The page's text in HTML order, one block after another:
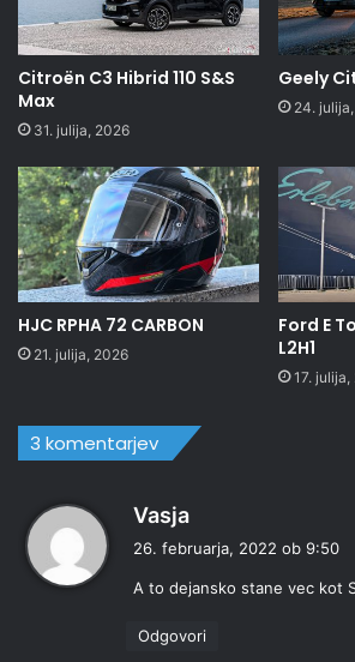
Citroën C3 Hibrid 110 S&S
Max
31. julija, 2026
Geely
24.
HJC RPHA 72 CARBON
21. julija, 2026
Ford E
L2H1
17.
3 komentarjev
Vasja
v
:
26. februarja, 2022 ob 9:50
A to dejansko stane vec kot
Odgovori